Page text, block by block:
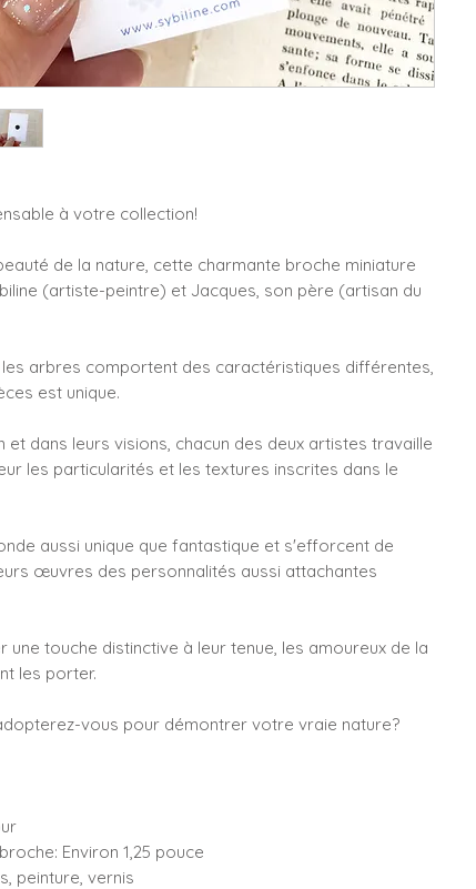
à votre collection!
de la nature, cette charmante broche miniature
(artiste-peintre) et Jacques, son père (artisan du
arbres comportent des caractéristiques différentes,
est unique.
et dans leurs visions, chacun des deux artistes travaille
les particularités et les textures inscrites dans le
aussi unique que fantastique et s'efforcent de
œuvres des personnalités aussi attachantes
une touche distinctive à leur tenue, les amoureux de la
les porter.
vous pour démontrer votre vraie nature?
Environ 1,25 pouce
peinture, vernis